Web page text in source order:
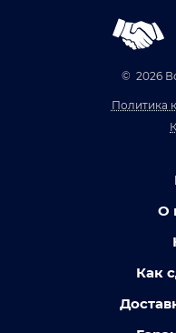
© 2026
Политика
О
Как